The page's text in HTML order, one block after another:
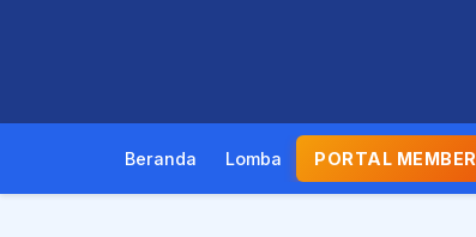
Beranda Lomba PORTAL MEMBER